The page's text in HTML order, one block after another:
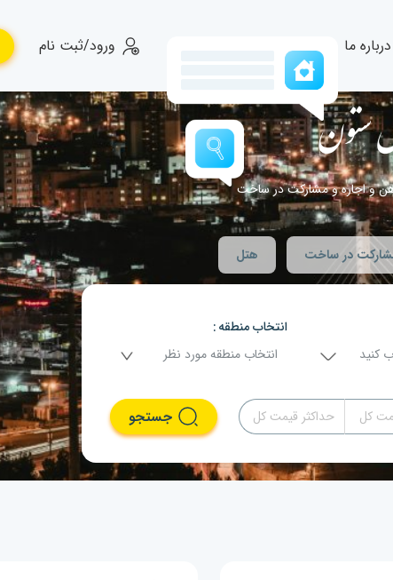
درباره ما ورود/ثبت نام
ستون
و اجاره و مشارکت در ساخت
در ساخت هتل
کنید
انتخاب منطقه
انتخاب منطقه مورد نظر
جستجو